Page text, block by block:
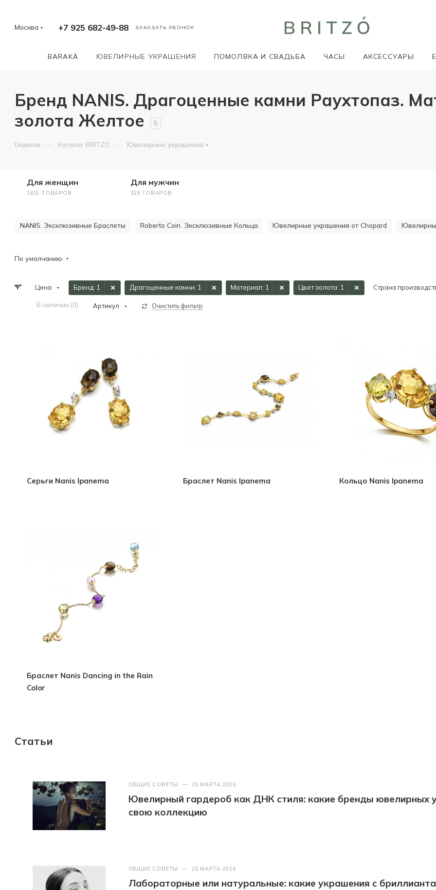
Москва +7 925 682-49-88 ЗАКАЗАТЬ ЗВОНОК
BARAKÀ ЮВЕЛИРНЫЕ УКРАШЕНИЯ ПОМОЛВКА И СВАДЬБА ЧАСЫ АКСЕССУАРЫ
Бренд NANIS. Драгоценные камни Раухтопаз.
золота Желтое
5
Главная — Каталог BRITZO — Ювелирные украшения
Для женщин
1619 ТОВАРОВ
Для мужчин
325 ТОВАРОВ
NANIS. Эксклюзивные Браслеты Roberto Coin. Эксклюзивные Кольца Ювелирные украшения от Chopard
По умолчанию
Цена Бренд: 1 Драгоценные камни: 1 Материал: 1 Цвет золота: 1 Страна
В наличии (0) Артикул Очистить фильтр
Серьги Nanis Ipanema Браслет Nanis Ipanema Кольцо Nanis Ipanema
Браслет Nanis Dancing in the Rain
Color
Статьи
ОБЩИЕ СОВЕТЫ — 25 МАРТА 2026
Ювелирный гардероб как ДНК стиля: какие бренды ювелирных
свою коллекцию
ОБЩИЕ СОВЕТЫ — 25 МАРТА 2026
Лабораторные или натуральные: какие украшения с